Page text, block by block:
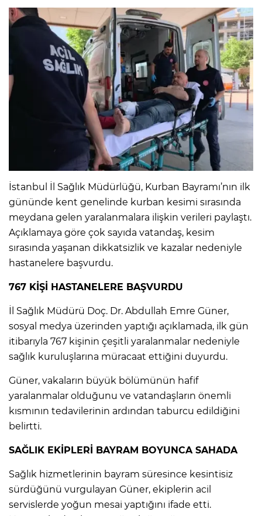
İstanbul İl Sağlık Müdürlüğü, Kurban Bayramı’nın ilk
gününde kent genelinde kurban kesimi sırasında
meydana gelen yaralanmalara ilişkin verileri paylaştı.
Açıklamaya göre çok sayıda vatandaş, kesim
sırasında yaşanan dikkatsizlik ve kazalar nedeniyle
hastanelere başvurdu.
767 KİŞİ HASTANELERE BAŞVURDU
İl Sağlık Müdürü Doç. Dr. Abdullah Emre Güner,
sosyal medya üzerinden yaptığı açıklamada, ilk gün
itibarıyla 767 kişinin çeşitli yaralanmalar nedeniyle
sağlık kuruluşlarına müracaat ettiğini duyurdu.
Güner, vakaların büyük bölümünün hafif
yaralanmalar olduğunu ve vatandaşların önemli
kısmının tedavilerinin ardından taburcu edildiğini
belirtti.
SAĞLIK EKİPLERİ BAYRAM BOYUNCA SAHADA
Sağlık hizmetlerinin bayram süresince kesintisiz
sürdüğünü vurgulayan Güner, ekiplerin acil
servislerde yoğun mesai yaptığını ifade etti.